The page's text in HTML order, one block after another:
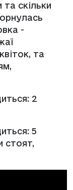
скільки
-
та